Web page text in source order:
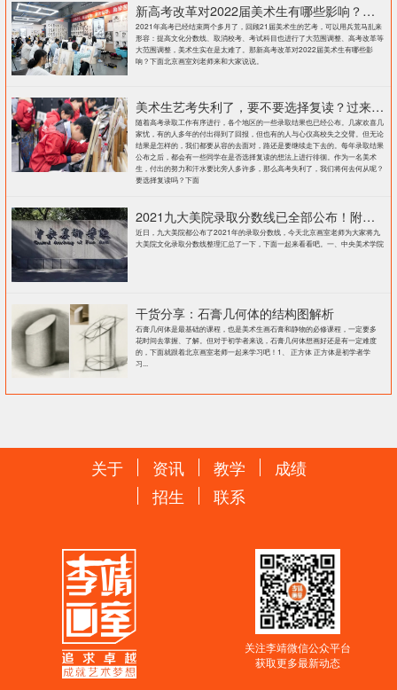
新高考改革对2022届美术生有哪些影响？北京画室刘老师来和大家说说
2021年高考已经结束两个多月了，回顾21届美术生的艺考，可以用兵荒马乱来
形容：提高文化分数线、取消校考、考试科目也进行了大范围调整、高考改革等
大范围调整，美术生实在是太难了。那新高考改革对2022届美术生有哪些影
响？下面北京画室刘老师来和大家说说。
美术生艺考失利了，要不要选择复读？过来人提出这几点建议
随着高考录取工作有序进行，各个地区的一些录取结果也已经公布。几家欢喜几
家忧，有的人多年的付出得到了回报，但也有的人与心仪高校失之交臂。但无论
结果是怎样的，我们都要从容的去面对，路还是要继续走下去的。每年录取结果
公布之后，都会有一些同学在是否选择复读的想法上进行徘徊。作为一名美术
生，付出的努力和汗水要比旁人多许多，那么高考失利了，我们将何去何从呢？
要选择复读吗？下面
2021九大美院录取分数线已全部公布！附各大院校录取分数线汇总！
近日，九大美院都公布了2021年的录取分数线，今天北京画室老师为大家将九
大美院文化录取分数线整理汇总了一下，下面一起来看看吧。一、中央美术学院
干货分享：石膏几何体的结构图解析
石膏几何体是最基础的课程，也是美术生画石膏和静物的必修课程，一定要多
花时间去掌握、了解。但对于初学者来说，石膏几何体想画好还是有一定难度
的，下面就跟着北京画室老师一起来学习吧！1、 正方体 正方体是初学者学
习...
关于 资讯 教学
成绩
招生
联系
关注李靖微信公众平台
获取更多最新动态